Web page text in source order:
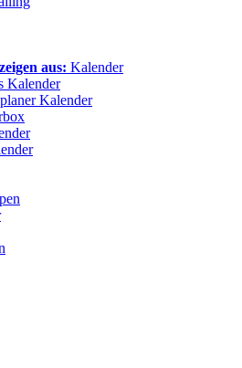
aus: Kalender
Kalender
Kalender